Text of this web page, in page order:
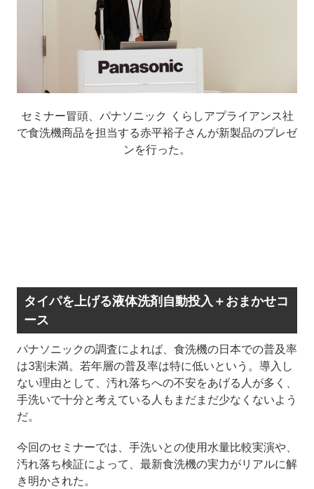
セミナー冒頭、パナソニック くらしアプライアンス社
で食洗機商品を担当する赤平裕子さんが新製品のプレゼ
ンを行った。
タイパを上げる液体洗剤自動投入＋おまかせコ
ース
パナソニックの調査によれば、食洗機の日本での普及率
は3割未満。若年層の普及率は特に低いという。導入し
ない理由として、汚れ落ちへの不安をあげる人が多く、
手洗いで十分と考えている人もまだまだ少なくないよう
だ。
今回のセミナーでは、手洗いとの使用水量比較実演や、
汚れ落ち検証によって、最新食洗機の実力がリアルに解
き明かされた。